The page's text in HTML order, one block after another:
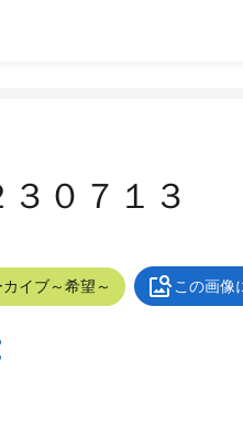
３０７１３
イブ～希望～ この画像